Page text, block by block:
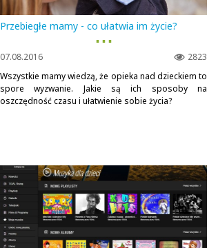
Przebiegłe mamy - co ułatwia im życie?
▪ ▪ ▪
2823
07.08.2016
Wszystkie mamy wiedzą, że opieka nad dzieckiem to
spore wyzwanie. Jakie są ich sposoby na
oszczędność czasu i ułatwienie sobie życia?